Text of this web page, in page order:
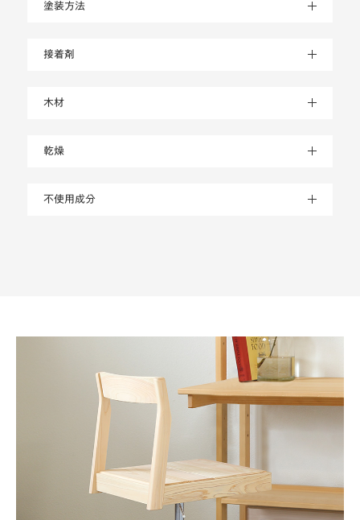
塗装方法
接着剤
木材
乾燥
不使用成分